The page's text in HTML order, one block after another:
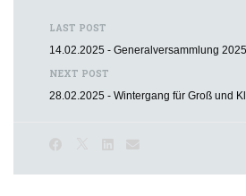
LAST POST
14.02.2025 - Generalversammlung 2025
NEXT POST
28.02.2025 - Wintergang für Groß und